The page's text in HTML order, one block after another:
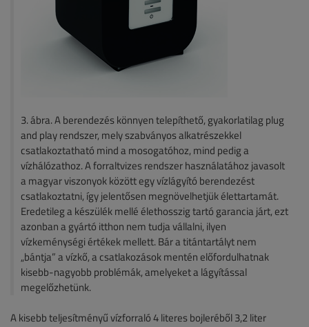
3. ábra. A berendezés könnyen telepíthető, gyakorlatilag plug
and play rendszer, mely szabványos alkatrészekkel
csatlakoztatható mind a mosogatóhoz, mind pedig a
vízhálózathoz. A forraltvizes rendszer használatához javasolt
a magyar viszonyok között egy vízlágyító berendezést
csatlakoztatni, így jelentősen megnövelhetjük élettartamát.
Eredetileg a készülék mellé élethosszig tartó garancia járt, ezt
azonban a gyártó itthon nem tudja vállalni, ilyen
vízkeménységi értékek mellett. Bár a titántartályt nem
„bántja” a vízkő, a csatlakozások mentén előfordulhatnak
kisebb-nagyobb problémák, amelyeket a lágyítással
megelőzhetünk.
A kisebb teljesítményű vízforraló 4 literes bojleréből 3,2 liter